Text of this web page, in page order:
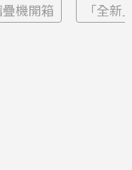
機開箱 「全新